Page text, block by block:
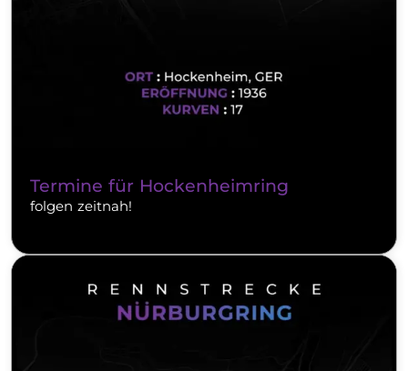
Termine für Hockenheimring
folgen zeitnah!